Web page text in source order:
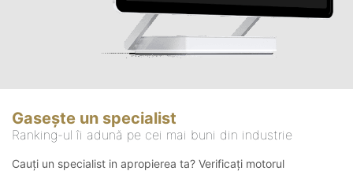
Gasește un specialist
Ranking-ul îi adună pe cei mai buni din industrie
Cauți un specialist in apropierea ta? Verificați motorul